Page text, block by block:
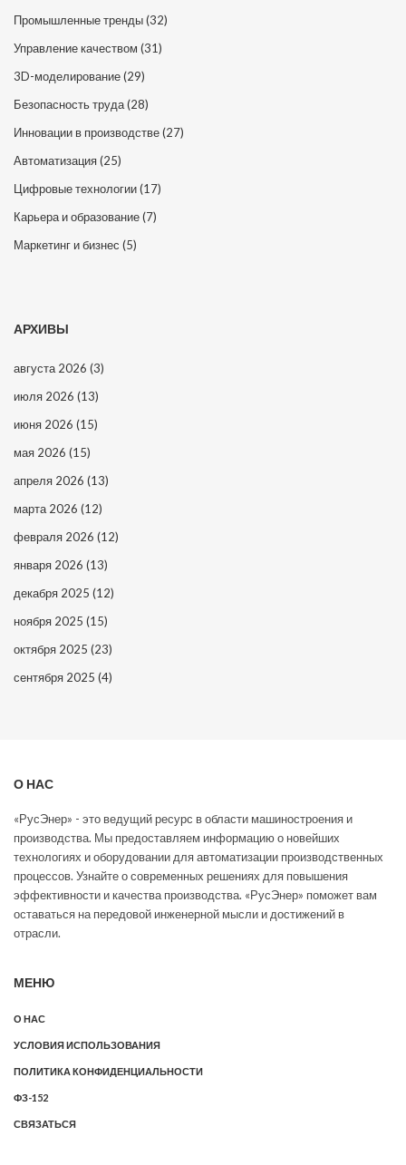
Промышленные тренды(32)
Управление качеством (31)
3D-моделирование(29)
Безопасность труда(28)
Инновации в производстве(27)
Автоматизация(25)
Цифровые технологии(17)
Карьера и образование(7)
Маркетинг и бизнес (5)
АРХИВЫ
августа 2026 (3)
июля 2026 (13)
июня 2026 (15)
мая 2026 (15)
апреля 2026 (13)
марта 2026 (12)
февраля 2026 (12)
января 2026 (13)
декабря 2025 (12)
ноября 2025 (15)
октября 2025 (23)
сентября 2025 (4)
О НАС
«РусЭнер» - это ведущий ресурс в области машиностроения и
производства. Мы предоставляем информацию о новейших
технологиях и оборудовании для автоматизации производственных
процессов. Узнайте о современных решениях для повышения
эффективности и качества производства. «РусЭнер» поможет вам
оставаться на передовой инженерной мысли и достижений в
отрасли.
МЕНЮ
О НАС
УСЛОВИЯ ИСПОЛЬЗОВАНИЯ
ПОЛИТИКА КОНФИДЕНЦИАЛЬНОСТИ
ФЗ-152
СВЯЗАТЬСЯ